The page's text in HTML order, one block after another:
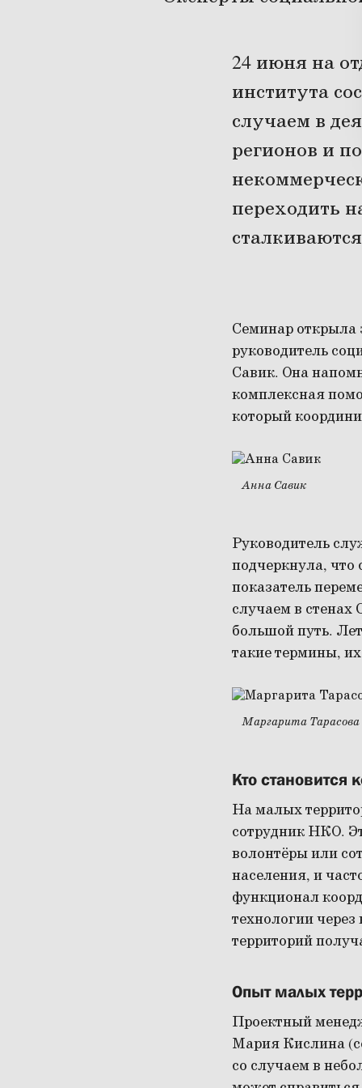
24 июня на
института
случаем в
регионов и
переходить
Семинар открыла
руководитель
Савик. Она
комплексная
который
Анна Савик
Руководитель
подчеркнула,
показатель
случаем в
большой путь.
такие термины,
Маргарита Тарасова
Кто становится
На малых
сотрудник НКО.
волонтёры или
населения, и
функционал
технологии
территорий
Опыт малых
Проектный
Мария Кислина
со случаем в